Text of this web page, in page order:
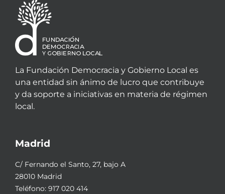
La Fundación Democracia y Gobierno Local es
una entidad sin ánimo de lucro que contribuye
y da soporte a iniciativas en materia de régimen
local.
Madrid
C/ Fernando el Santo, 27, bajo A
28010 Madrid
Teléfono: 917 020 414